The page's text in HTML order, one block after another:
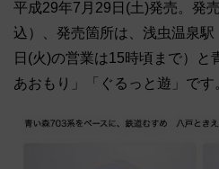
平成29年7月29日(土)発売。発
込）、発売箇所は、浅虫温泉
日(火)の営業は15時頃まで）と
あおもり」「ぐるっと遊」です